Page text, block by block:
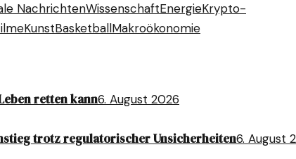
NachrichtenWissenschaftEnergieKrypto-
KunstBasketballMakroökonomie
retten kann6. August 2026
trotz regulatorischer Unsicherheiten6. August